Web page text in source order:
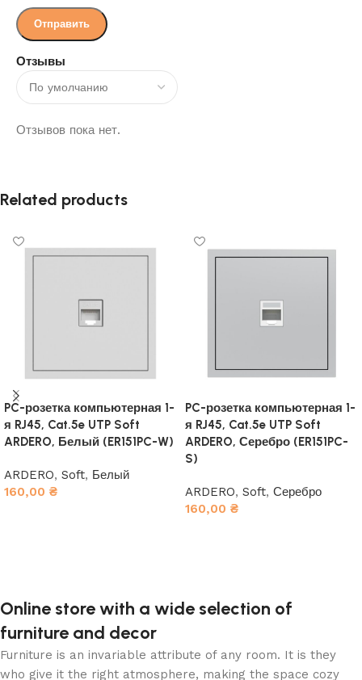
Отзывы
Отзывов пока нет.
Related products
PC-розетка компьютерная 1-
я RJ45, Cat.5e UTP Soft
ARDERO, Белый (ER151PC-W)
ARDERO, Soft, Белый
160,00 ₴
PC-розетка компьютерная 1-
я RJ45, Cat.5e UTP Soft
ARDERO, Серебро (ER151PC-
S)
ARDERO, Soft, Серебро
160,00 ₴
Online store with a wide selection of
furniture and decor
Furniture is an invariable attribute of any room. It is they
who give it the right atmosphere, making the space cozy